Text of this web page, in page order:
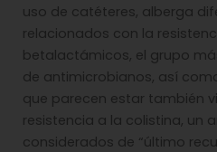
uso de catéteres, alberga
relacionados con la
betalactámicos, el grupo
de antimicrobianos, así
que parecen estar también
resistencia a la colistina, un
considerados de “último